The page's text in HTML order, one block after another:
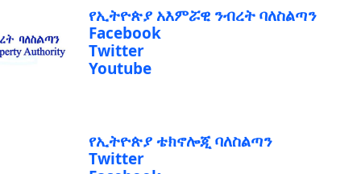
የኢትዮጵያ አእምሯዊ ንብረት ባለስልጣን
Facebook
Twitter
Youtube
የኢትዮጵያ ቴክኖሎጂ ባለስልጣን
Twitter